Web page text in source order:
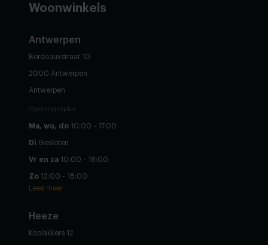
Woonwinkels
Antwerpen
Bordeauxstraat 10
2000 Antwerpen
Antwerpen
Openingstijden
Ma, wo, do 10:00 - 17:00
Di Gesloten
Vr en za 10:00 - 18:00
Zo 12:00 - 18:00
Lees meer
Heeze
Koolakkers 12